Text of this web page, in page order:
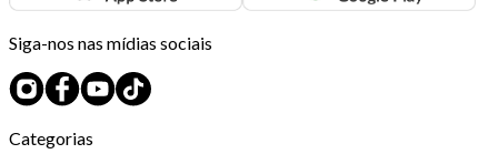
Siga-nos nas mídias sociais
Categorias